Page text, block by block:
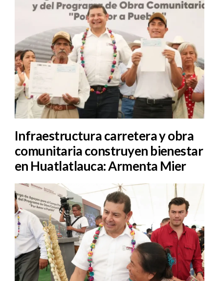
Infraestructura carretera y obra
comunitaria construyen bienestar
en Huatlatlauca: Armenta Mier